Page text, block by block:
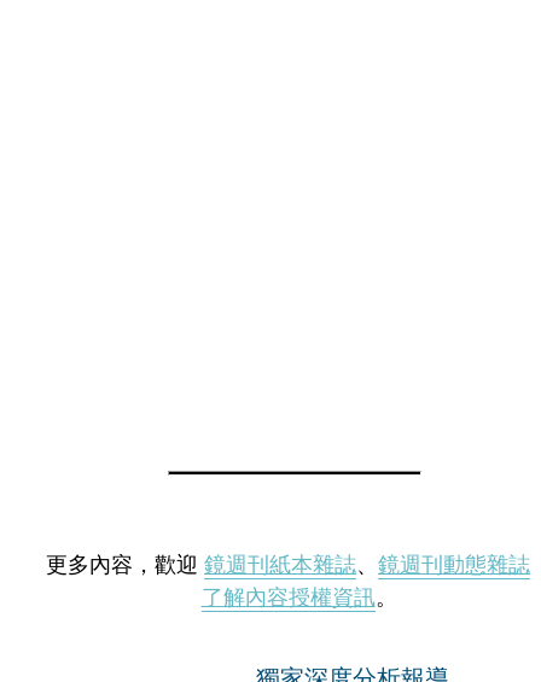
更多內容，歡迎 鏡週刊紙本雜誌、 鏡週刊動態雜誌
了解內容授權資訊。